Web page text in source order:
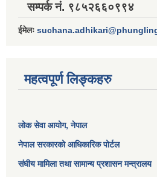
सम्पर्क नं. ९८५२६६०९९४
ईमेलः
महत्वपूर्ण लिङ्कहरु
लोक सेवा आयोग, नेपाल
नेपाल सरकारको आधिकारिक पोर्टल
संघीय मामिला तथा सामान्य प्रशासन मन्त्रालय